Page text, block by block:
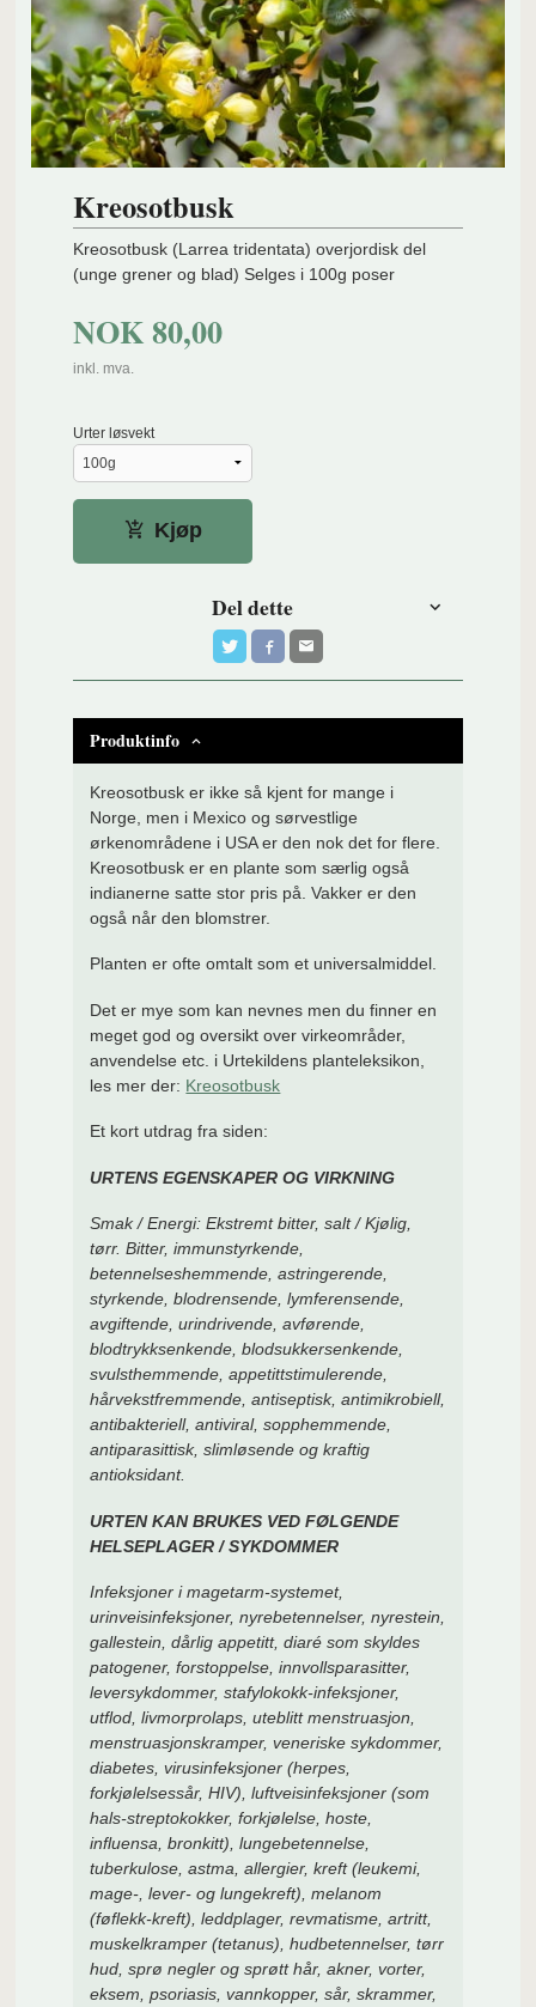
Kreosotbusk
Kreosotbusk (Larrea tridentata) overjordisk del
(unge grener og blad) Selges i 100g poser
NOK80,00
inkl. mva.
Urter løsvekt
Kjøp
Del dette
Produktinfo
Kreosotbusk er ikke så kjent for mange i
Norge, men i Mexico ogsørvestlige
ørkenområdene i USA er den nok det for flere.
Kreosotbusk er en plante som særlig også
indianerne satte stor pris på. Vakker er den
også når den blomstrer.
Planten er ofte omtalt som et universalmiddel.
Det er mye som kan nevnes men du finner en
meget god og oversikt over virkeområder,
anvendelse etc. i Urtekildens planteleksikon,
les mer der: Kreosotbusk
Et kort utdrag fra siden:
URTENS EGENSKAPER OG VIRKNING
Smak / Energi: Ekstremt bitter, salt / Kjølig,
tørr. Bitter, immunstyrkende,
betennelseshemmende, astringerende,
styrkende, blodrensende, lymferensende,
avgiftende, urindrivende, avførende,
blodtrykksenkende, blodsukkersenkende,
svulsthemmende, appetittstimulerende,
hårvekstfremmende, antiseptisk, antimikrobiell,
antibakteriell, antiviral, sopphemmende,
antiparasittisk, slimløsende og kraftig
antioksidant.
URTEN KAN BRUKES VED FØLGENDE
HELSEPLAGER / SYKDOMMER
Infeksjoner i magetarm-systemet,
urinveisinfeksjoner, nyrebetennelser, nyrestein,
gallestein, dårlig appetitt, diaré som skyldes
patogener, forstoppelse, innvollsparasitter,
leversykdommer, stafylokokk-infeksjoner,
utflod, livmorprolaps, uteblitt menstruasjon,
menstruasjonskramper, veneriske sykdommer,
diabetes, virusinfeksjoner (herpes,
forkjølelsessår, HIV), luftveisinfeksjoner (som
hals-streptokokker, forkjølelse, hoste,
influensa, bronkitt), lungebetennelse,
tuberkulose, astma, allergier, kreft (leukemi,
mage-, lever- og lungekreft), melanom
(føflekk-kreft), leddplager, revmatisme, artritt,
muskelkramper (tetanus), hudbetennelser, tørr
hud, sprø negler og sprøtt hår, akner, vorter,
eksem, psoriasis, vannkopper, sår, skrammer,